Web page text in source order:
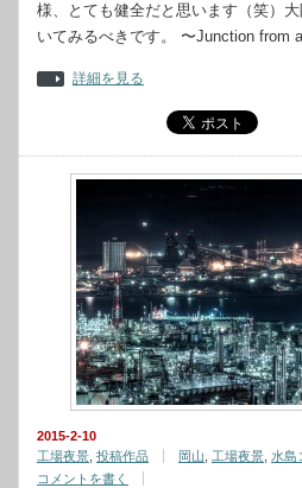
様、とても健全だと思います（笑）
いてみるべきです。 〜Junction from
詳細を見る
2015-2-10
工場夜景 投稿作品 岡山 工場夜景 水島
コメントを書く